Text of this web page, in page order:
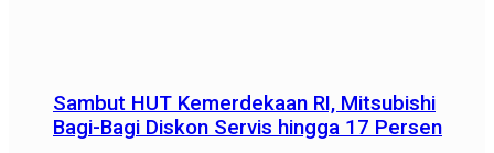
Sambut HUT Kemerdekaan RI, Mitsubishi
Bagi-Bagi Diskon Servis hingga 17 Persen